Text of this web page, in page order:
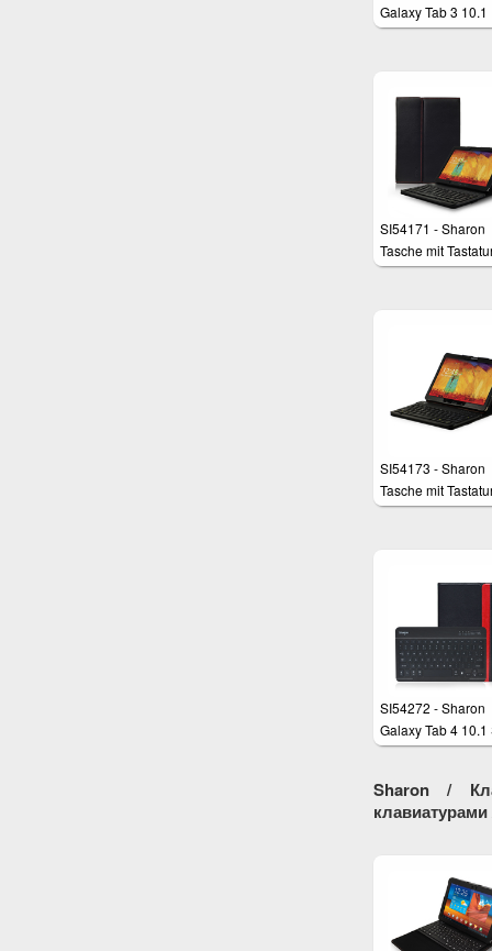
Galaxy Tab 3 10.1
(P5200)
SI54171 - Sharon
Tasche mit
Galaxy Note 10.1
SI54173 - Sharon
Tasche mit
Galaxy Note 10.1
SI54272 - Sharon
Galaxy Tab 4 10.1
T530 SM-T535
Tastatur
Sharon /